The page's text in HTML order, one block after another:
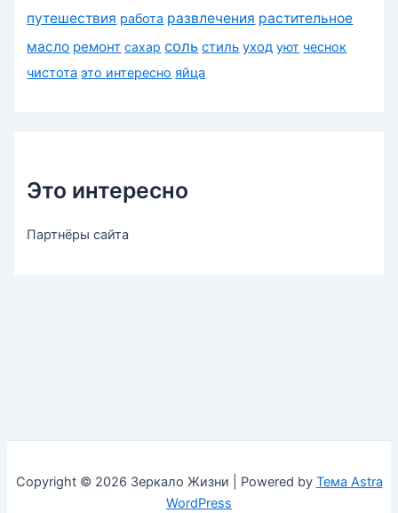
путешествия работа развлечения растительное
масло ремонт сахар соль стиль уход уют чеснок
чистота это интересно яйца
Это интересно
Партнёры сайта
Copyright © 2026 Зеркало Жизни | Powered by Тема Astra
WordPress